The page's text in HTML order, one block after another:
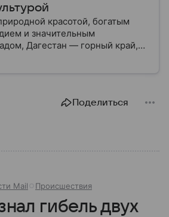
красотой, богатым
и значительным
Дагестан — горный край,
России. В материале
Поделиться
Mail Происшествия
гибель двух